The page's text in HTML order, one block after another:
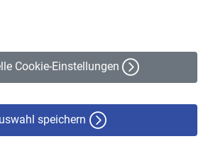
Cookie-Einstellungen
speichern